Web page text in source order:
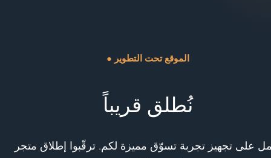
● الموقع تحت التطوير
نُطلق قريباً
على تجهيز تجربة تسوّق مميزة لكم. ترقّبوا إطلاق متجر